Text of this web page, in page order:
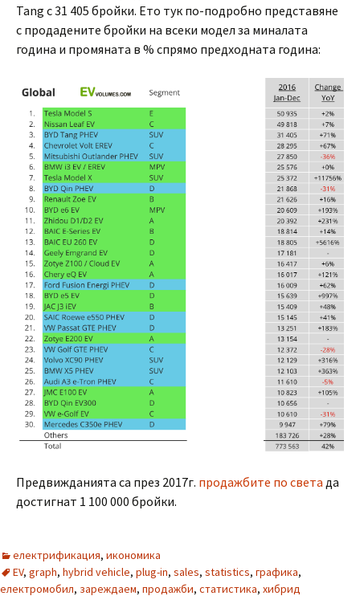
Tang с 31 405 бройки. Ето тук по-подробно представяне
с продадените бройки на всеки модел за миналата
година и промяната в % спрямо предходната година:
Предвижданията са през 2017г. продажбите по света да
достигнат 1 100 000 бройки.
електрификация, икономика
EV, graph, hybrid vehicle, plug-in, sales, statistics, графика,
електромобил, зареждаем, продажби, статистика, хибрид